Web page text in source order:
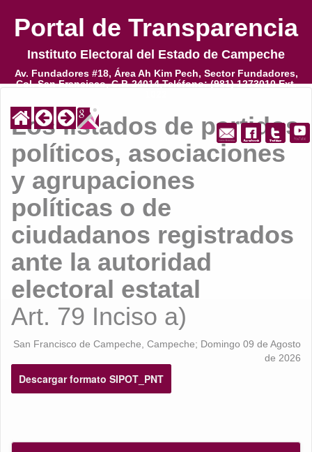
Portal de Transparencia
Instituto Electoral del Estado de Campeche
Av. Fundadores #18, Área Ah Kim Pech, Sector Fundadores,
Col. San Francisco, C.P. 24014,Teléfono: (981) 1273010 Ext.
Portal de Transparencia
Instituto Electoral del Estado de Campeche
Av. Fundadores #18, Área Ah Kim Pech, Sector Fundadores,
Col. San Francisco, C.P. 24014,Teléfono: (981) 1273010 Ext.
Los listados de partidos
políticos, asociaciones
y agrupaciones
políticas o de
ciudadanos registrados
ante la autoridad
electoral estatal
Art. 79 Inciso a)
San Francisco de Campeche, Campeche; Domingo 09 de Agosto
de 2026
Descargar formato SIPOT_PNT